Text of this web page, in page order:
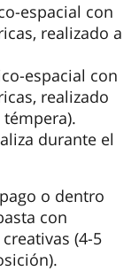
espacial con
realizado a
espacial con
realizado
durante el
o dentro
con
(4-5